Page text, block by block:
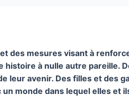
des mesures visant à
à nulle autre pareille.
leur avenir. Des filles et des
monde dans lequel elles et